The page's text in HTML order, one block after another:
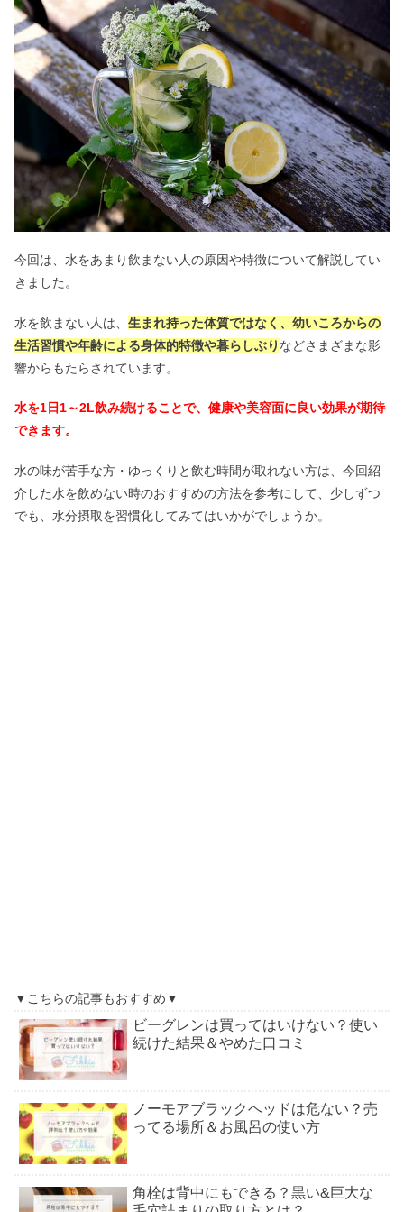
今回は、水をあまり飲まない人の原因や特徴について解説してい
きました。
水を飲まない人は、 生まれ持った体質ではなく、幼いころからの
生活習慣や年齢による身体的特徴や暮らしぶり などさまざまな影
響からもたらされています。
水を1日1～2L飲み続けることで、健康や美容面に良い効果が期待
できます。
水の味が苦手な方・ゆっくりと飲む時間が取れない方は、今回紹
介した水を飲めない時のおすすめの方法を参考にして、少しずつ
でも、水分摂取を習慣化してみてはいかがでしょうか。
▼こちらの記事もおすすめ▼
ビーグレンは買ってはいけない？使い
続けた結果＆やめた口コミ
ノーモアブラックヘッドは危ない？売
ってる場所＆お風呂の使い方
角栓は背中にもできる？黒い&巨大な